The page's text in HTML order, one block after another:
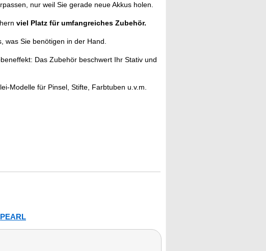
nur weil Sie gerade neue Akkus holen.
viel Platz für umfangreiches Zubehör.
was Sie benötigen in der Hand.
Das Zubehör beschwert Ihr Stativ und
Modelle für Pinsel, Stifte, Farbtuben u.v.m.
PEARL